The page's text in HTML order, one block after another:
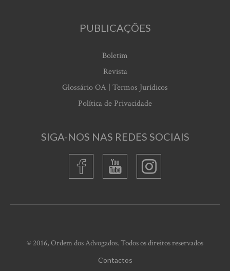
PUBLICAÇÕES
Boletim
Revista
Glossário OA | Termos Jurídicos
Política de Privacidade
SIGA-NOS NAS REDES SOCIAIS
© 2016, Ordem dos Advogados. Todos os direitos reservados
Contactos